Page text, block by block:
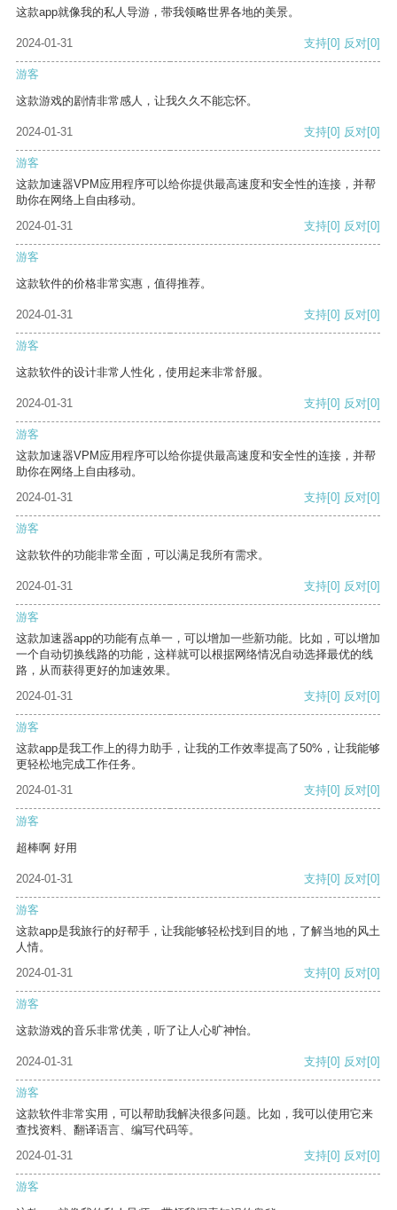
这款app就像我的私人导游，带我领略世界各地的美景。
2024-01-31 支持[0] 反对[0]
游客
这款游戏的剧情非常感人，让我久久不能忘怀。
2024-01-31 支持[0] 反对[0]
游客
这款加速器VPM应用程序可以给你提供最高速度和安全性的连接，并帮
助你在网络上自由移动。
2024-01-31
支持[0] 反对[0]
游客
这款软件的价格非常实惠，值得推荐。
2024-01-31 支持[0] 反对[0]
游客
这款软件的设计非常人性化，使用起来非常舒服。
2024-01-31 支持[0] 反对[0]
游客
这款加速器VPM应用程序可以给你提供最高速度和安全性的连接，并帮
助你在网络上自由移动。
2024-01-31
支持[0] 反对[0]
游客
这款软件的功能非常全面，可以满足我所有需求。
2024-01-31 支持[0] 反对[0]
游客
这款加速器app的功能有点单一，可以增加一些新功能。比如，可以增加
一个自动切换线路的功能，这样就可以根据网络情况自动选择最优的线
路，从而获得更好的加速效果。
2024-01-31
支持[0] 反对[0]
游客
这款app是我工作上的得力助手，让我的工作效率提高了50%，让我能够
更轻松地完成工作任务。
2024-01-31
支持[0] 反对[0]
游客
超棒啊 好用
2024-01-31 支持[0] 反对[0]
游客
这款app是我旅行的好帮手，让我能够轻松找到目的地，了解当地的风土
人情。
2024-01-31
支持[0] 反对[0]
游客
这款游戏的音乐非常优美，听了让人心旷神怡。
2024-01-31 支持[0] 反对[0]
游客
这款软件非常实用，可以帮助我解决很多问题。比如，我可以使用它来
查找资料、翻译语言、编写代码等。
2024-01-31
支持[0] 反对[0]
游客